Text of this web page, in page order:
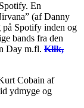
En
(af Danny
på Spotify inden og
bands fra den
Day m.fl. Klik,
Cobain af
ydmyge og